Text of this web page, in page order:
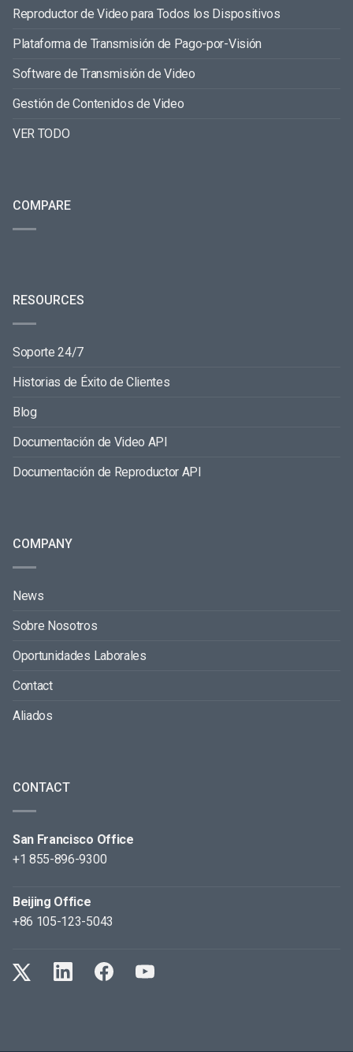
Reproductor de Video para Todos los Dispositivos
Plataforma de Transmisión de Pago-por-Visión
Software de Transmisión de Video
Gestión de Contenidos de Video
VER TODO
COMPARE
RESOURCES
Soporte 24/7
Historias de Éxito de Clientes
Blog
Documentación de Video API
Documentación de Reproductor API
COMPANY
News
Sobre Nosotros
Oportunidades Laborales
Contact
Aliados
CONTACT
San Francisco Office
+1 855-896-9300
Beijing Office
+86 105-123-5043